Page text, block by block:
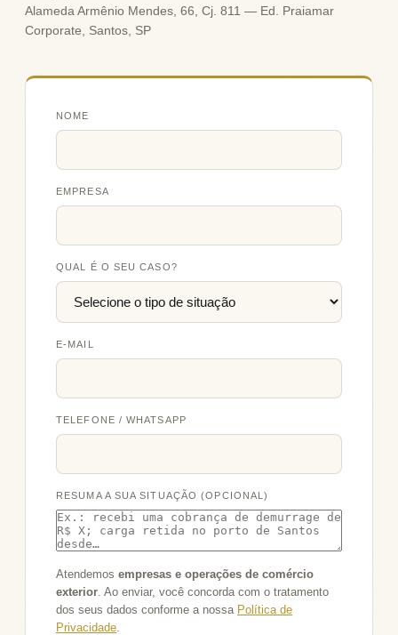
Alameda Armênio Mendes, 66, Cj. 811 — Ed. Praiamar
Corporate, Santos, SP
NOME
EMPRESA
QUAL É O SEU CASO?
E-MAIL
TELEFONE / WHATSAPP
RESUMA A SUA SITUAÇÃO (OPCIONAL)
Atendemos empresas e operações de comércio
exterior. Ao enviar, você concorda com o tratamento
dos seus dados conforme a nossa Política de
Privacidade.